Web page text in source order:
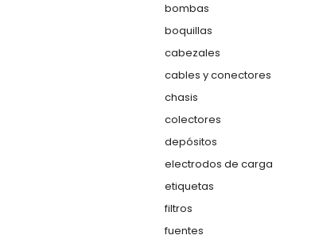
bombas
boquillas
cabezales
cables y conectores
chasis
colectores
depósitos
electrodos de carga
etiquetas
filtros
fuentes